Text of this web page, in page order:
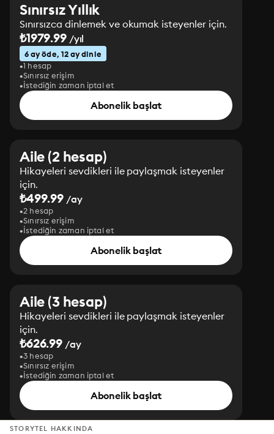
Sınırsız Yıllık
Sınırsızca dinlemek ve okumak isteyenler için.
₺1979.99/yıl
6 ay öde, 12 ay dinle
1 hesap
Sınırsız erişim
İstediğin zaman iptal et
Abonelik başlat
Aile (2 hesap)
Hikayeleri sevdikleri ile paylaşmak isteyenler
için.
₺499.99 /ay
2 hesap
Sınırsız erişim
İstediğin zaman iptal et
Abonelik başlat
Aile (3 hesap)
Hikayeleri sevdikleri ile paylaşmak isteyenler
için.
₺626.99 /ay
3 hesap
Sınırsız erişim
İstediğin zaman iptal et
Abonelik başlat
STORYTEL HAKKINDA